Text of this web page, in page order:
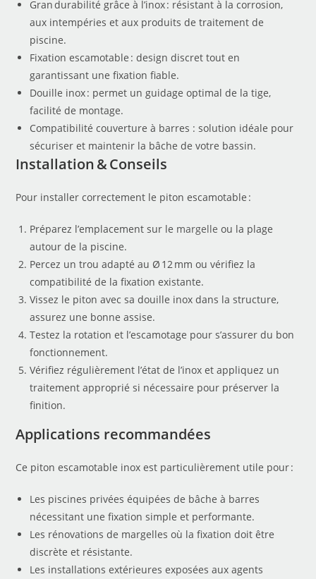
Gran durabilité grâce à l’inox : résistant à la corrosion,
aux intempéries et aux produits de traitement de
piscine.
Fixation escamotable : design discret tout en
garantissant une fixation fiable.
Douille inox : permet un guidage optimal de la tige,
facilité de montage.
Compatibilité couverture à barres : solution idéale pour
sécuriser et maintenir la bâche de votre bassin.
Installation & Conseils
Pour installer correctement le piton escamotable :
Préparez l’emplacement sur le margelle ou la plage
autour de la piscine.
Percez un trou adapté au Ø 12 mm ou vérifiez la
compatibilité de la fixation existante.
Vissez le piton avec sa douille inox dans la structure,
assurez une bonne assise.
Testez la rotation et l’escamotage pour s’assurer du bon
fonctionnement.
Vérifiez régulièrement l’état de l’inox et appliquez un
traitement approprié si nécessaire pour préserver la
finition.
Applications recommandées
Ce piton escamotable inox est particulièrement utile pour :
Les piscines privées équipées de bâche à barres
nécessitant une fixation simple et performante.
Les rénovations de margelles où la fixation doit être
discrète et résistante.
Les installations extérieures exposées aux agents